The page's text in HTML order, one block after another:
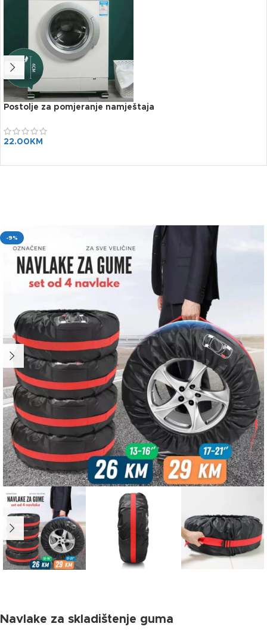
Postolje za pomjeranje namještaja
22.00 KM
-9%
Navlake za skladištenje guma